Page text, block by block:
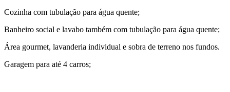
Cozinha com tubulação para água quente;
Banheiro social e lavabo também com tubulação para água quente;
Área gourmet, lavanderia individual e sobra de terreno nos fundos.
Garagem para até 4 carros;